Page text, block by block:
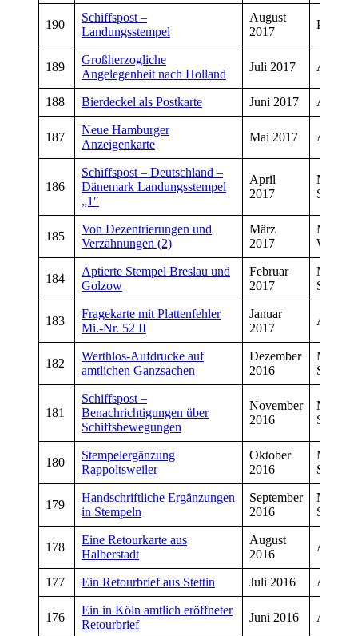
190
Schiffspost –
Landungsstempel
August
2017
Peter
189
Großherzogliche
Angelegenheit nach Holland
Juli 2017
188 Bierdeckel als Postkarte Juni 2017
187
Neue Hamburger
Anzeigenkarte
Mai 2017
186
Schiffspost – Deutschland –
Dänemark Landungsstempel
„1″
April
2017
Schmitt
185
Von Dezentrierungen und
Verzähnungen (2)
März
2017
184
Aptierte Stempel Breslau und
Golzow
Februar
2017
Schmitt
183
Fragekarte mit Plattenfehler
Mi.-Nr. 52 II
Januar
2017
182
Werthlos-Aufdrucke auf
amtlichen Ganzsachen
Dezember
2016
Schmitt
181
Schiffspost –
Benachrichtigungen über
Schiffsbewegungen
November
2016
Schmitt
180
Stempelergänzung
Rappoltsweiler
Oktober
2016
Schmitt
179
Handschriftliche Ergänzungen
in Stempeln
September
2016
Schmitt
178
Eine Retourkarte aus
Halberstadt
August
2016
177 Ein Retourbrief aus Stettin Juli 2016
176
Ein in Köln amtlich eröffneter
Retourbrief
Juni 2016